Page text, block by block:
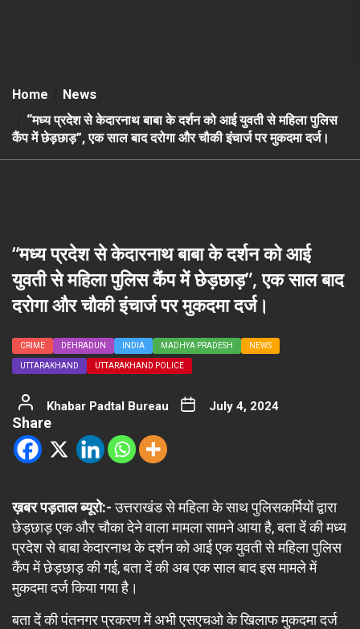
Home
News
“मध्य प्रदेश से केदारनाथ बाबा के दर्शन को आई युवती से महिला पुलिस
कैंप में छेड़छाड़”, एक साल बाद दरोगा और चौकी इंचार्ज पर मुकदमा दर्ज।
“मध्य प्रदेश से केदारनाथ बाबा के दर्शन को आई
युवती से महिला पुलिस कैंप में छेड़छाड़”, एक साल बाद
दरोगा और चौकी इंचार्ज पर मुकदमा दर्ज।
CRIME DEHRADUN INDIA MADHYA PRADESH NEWS
UTTARAKHAND UTTARAKHAND POLICE
Khabar Padtal Bureau July 4, 2024
Share
ख़बर पड़ताल ब्यूरो:-उत्तराखंड से महिला के साथ पुलिसकर्मियों द्वारा
छेड़छाड़ एक और चौका देने वाला मामला सामने आया है, बता दें की मध्य
प्रदेश से बाबा केदारनाथ के दर्शन को आई एक युवती से महिला पुलिस
कैंप में छेड़छाड़ की गई, बता दें की अब एक साल बाद इस मामले में
मुकदमा दर्ज किया गया है।
बता दें की पंतनगर प्रकरण में अभी एसएचओ के खिलाफ मुकदमा दर्ज